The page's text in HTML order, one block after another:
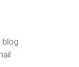
blog